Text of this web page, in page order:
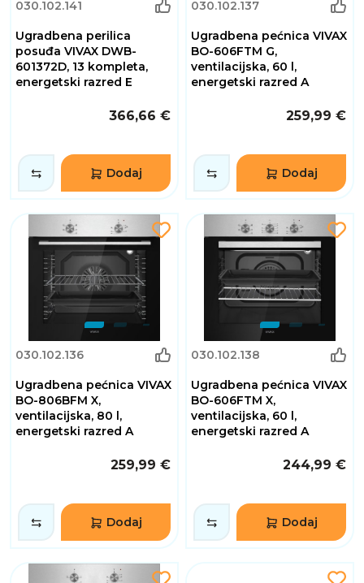
030.102.141
Ugradbena perilica
posuđa VIVAX DWB-
601372D, 13 kompleta,
energetski razred E
366,66 €
Dodaj
030.102.137
Ugradbena pećnica VIVAX
BO-606FTM G,
ventilacijska, 60 l,
energetski razred A
259,99 €
Dodaj
030.102.136
Ugradbena pećnica VIVAX
BO-806BFM X,
ventilacijska, 80 l,
energetski razred A
259,99 €
Dodaj
030.102.138
Ugradbena pećnica VIVAX
BO-606FTM X,
ventilacijska, 60 l,
energetski razred A
244,99 €
Dodaj